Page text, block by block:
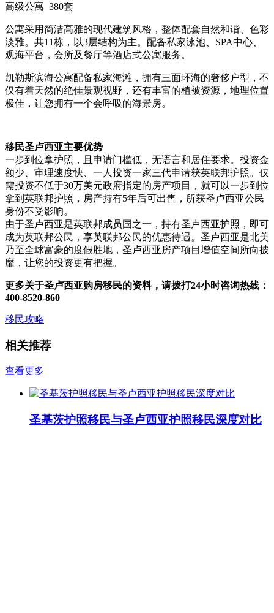
高级公寓 380套
公寓采用简洁高雅的现代建筑风格，整体配套自然和谐、色彩
淡雅。共11栋，以3层结构为主。配备私家泳池、SPA中心、
观海平台，会所及餐厅等酒店式公寓服务。
凯勒斯滨海公寓配备私家海滩，拥有三面环海的奢侈户型，不
仅有着天然的绝佳景观视野，还有丰富的植被资源，地理位置
极佳，让您拥有一个会呼吸的海景房。
移民圣卢西亚主要优势
一步到位拿护照，且申请门槛低，无语言和居住要求。投资金
额少、审理速度快、一人投资一家三代申请获英联邦护照。仅
需投资不低于30万美元政府指定的房产项目，就可以一步到位
拿到英联邦护照，房产持有5年后可出售，所获圣卢西亚公民
身份不受影响。
由于圣卢西亚是英联邦成员国之一，持有圣卢西亚护照，即可
成为英联邦公民，享英联邦公民的优惠待遇。圣卢西亚是北美
乃至全球富豪的度假胜地，圣卢西亚房产项目增值空间所向披
靡，让您的投资更有把握。
更多关于圣卢西亚购房移民的资料，请拨打24小时咨询热线：
400-8520-860
移民攻略
相关推荐
查看更多
圣基茨护照移民与圣卢西亚护照移民深度对比